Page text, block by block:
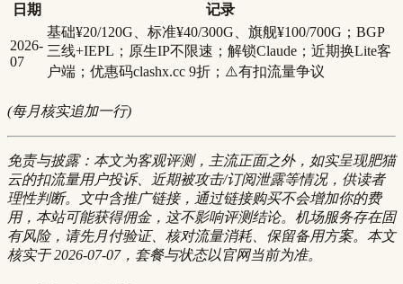
日期 记录
2026-
07
基础¥20/120G、标准¥40/300G、旗舰¥100/700G；BGP
三线+IEPL；原生IP不限速；解锁Claude；近期换Lite客
户端；优惠码clashx.cc 9折；⚠️有扣流量争议
(每月核实追加一行)
免责与披露：本文为客观评测，主流正面之外，如实呈现肥猫
云的扣流量用户投诉、近期被攻击/订阅泄露等情况，供读者
理性判断。文中含推广链接，通过链接购买不会增加你的费
用，本站可能获得佣金，这不影响评测结论。机场服务存在固
有风险，请先月付验证、核对流量消耗、保留备用方案。本文
核实于 2026-07-07，套餐与状态以官网当前为准。